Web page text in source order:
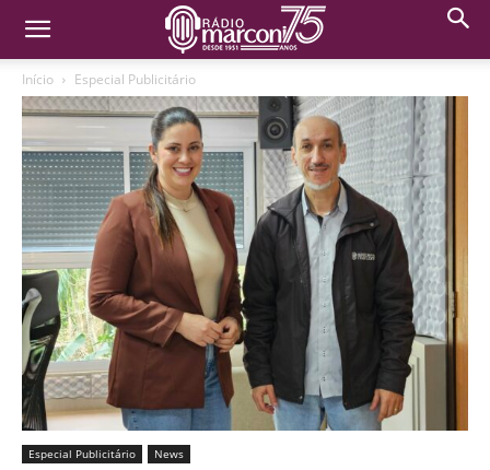
Início Especial Publicitário
Especial Publicitário News